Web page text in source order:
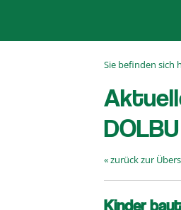
Sie befinden sich
« zurück zur
Kinder